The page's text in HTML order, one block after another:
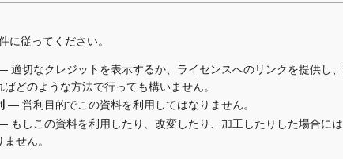
に従ってください。
適切なクレジットを表示するか、ライセンスへのリンクを提供し
ばどのような方法で行っても構いません。
— 営利目的でこの資料を利用してはなりません。
もしこの資料を利用したり、改変したり、加工したりした場合に
ません。